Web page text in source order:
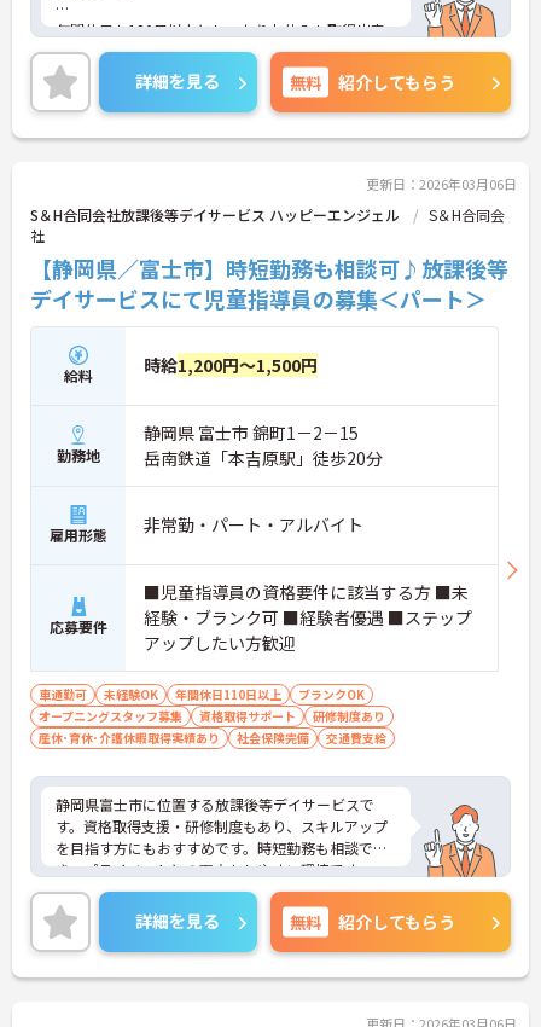
年間休日も120日以上としっかりお休みも取得出来
るので、ワークライフバランスを大切にしたい方に
オススメです。
マイカー通勤可能なので行き帰りがスムーズです。
詳細を見る 無料 紹介してもらう
更新日：2026年03月06日
S＆H合同会社放課後等デイサービス ハッピーエンジェル
S＆H合同会
社
【静岡県／富士市】時短勤務も相談可♪放課後等
デイサービスにて児童指導員の募集＜パート＞
給料 時給1,200円～1,500円
勤務地
静岡県 富士市 錦町1－2－15
岳南鉄道「本吉原駅」徒歩20分
雇用形態 非常勤・パート・アルバイト
応募要件
■児童指導員の資格要件に該当する方 ■未
経験・ブランク可 ■経験者優遇 ■ステップ
アップしたい方歓迎
車通勤可 未経験OK 年間休日110日以上
ブランクOK
オープニングスタッフ募集
資格取得サポート
研修制度あり
産休･育休･介護休暇取得実績あり
社会保険完備 交通費支給
静岡県富士市に位置する放課後等デイサービスで
す。資格取得支援・研修制度もあり、スキルアップ
を目指す方にもおすすめです。時短勤務も相談で
き、プライベートとの両立もしやすい環境です。マ
イカー通勤が可能なため、通勤に便利です。ご興味
をお持ちの方はお気軽にお問い合わせください。
詳細を見る 無料 紹介してもらう